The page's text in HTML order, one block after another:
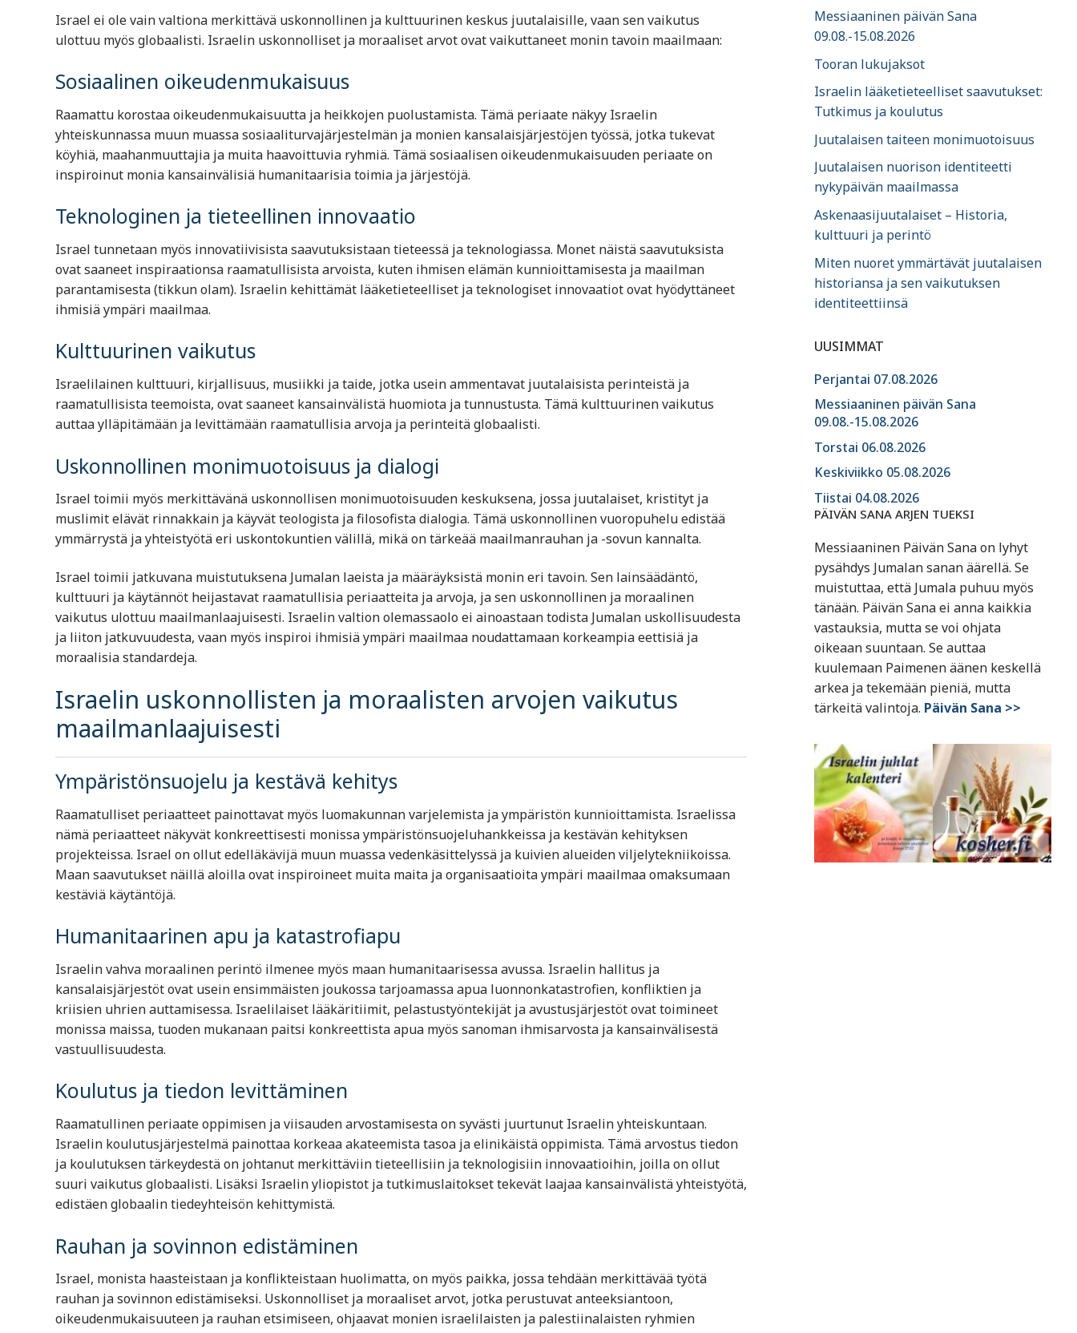
Israel ei ole vain valtiona merkittävä uskonnollinen ja kulttuurinen keskus juutalaisille, vaan sen vaikutus
ulottuu myös globaalisti. Israelin uskonnolliset ja moraaliset arvot ovat vaikuttaneet monin tavoin maailmaan:
Sosiaalinen oikeudenmukaisuus
Raamattu korostaa oikeudenmukaisuutta ja heikkojen puolustamista. Tämä periaate näkyy Israelin
yhteiskunnassa muun muassa sosiaaliturvajärjestelmän ja monien kansalaisjärjestöjen työssä, jotka tukevat
köyhiä, maahanmuuttajia ja muita haavoittuvia ryhmiä. Tämä sosiaalisen oikeudenmukaisuuden periaate on
inspiroinut monia kansainvälisiä humanitaarisia toimia ja järjestöjä.
Teknologinen ja tieteellinen innovaatio
Israel tunnetaan myös innovatiivisista saavutuksistaan tieteessä ja teknologiassa. Monet näistä saavutuksista
ovat saaneet inspiraationsa raamatullisista arvoista, kuten ihmisen elämän kunnioittamisesta ja maailman
parantamisesta (tikkun olam). Israelin kehittämät lääketieteelliset ja teknologiset innovaatiot ovat hyödyttäneet
ihmisiä ympäri maailmaa.
Kulttuurinen vaikutus
Israelilainen kulttuuri, kirjallisuus, musiikki ja taide, jotka usein ammentavat juutalaisista perinteistä ja
raamatullisista teemoista, ovat saaneet kansainvälistä huomiota ja tunnustusta. Tämä kulttuurinen vaikutus
auttaa ylläpitämään ja levittämään raamatullisia arvoja ja perinteitä globaalisti.
Uskonnollinen monimuotoisuus ja dialogi
Israel toimii myös merkittävänä uskonnollisen monimuotoisuuden keskuksena, jossa juutalaiset, kristityt ja
muslimit elävät rinnakkain ja käyvät teologista ja filosofista dialogia. Tämä uskonnollinen vuoropuhelu edistää
ymmärrystä ja yhteistyötä eri uskontokuntien välillä, mikä on tärkeää maailmanrauhan ja -sovun kannalta.
Israel toimii jatkuvana muistutuksena Jumalan laeista ja määräyksistä monin eri tavoin. Sen lainsäädäntö,
kulttuuri ja käytännöt heijastavat raamatullisia periaatteita ja arvoja, ja sen uskonnollinen ja moraalinen
vaikutus ulottuu maailmanlaajuisesti. Israelin valtion olemassaolo ei ainoastaan todista Jumalan uskollisuudesta
ja liiton jatkuvuudesta, vaan myös inspiroi ihmisiä ympäri maailmaa noudattamaan korkeampia eettisiä ja
moraalisia standardeja.
Israelin uskonnollisten ja moraalisten arvojen vaikutus
maailmanlaajuisesti
Ympäristönsuojelu ja kestävä kehitys
Raamatulliset periaatteet painottavat myös luomakunnan varjelemista ja ympäristön kunnioittamista. Israelissa
nämä periaatteet näkyvät konkreettisesti monissa ympäristönsuojeluhankkeissa ja kestävän kehityksen
projekteissa. Israel on ollut edelläkävijä muun muassa vedenkäsittelyssä ja kuivien alueiden viljelytekniikoissa.
Maan saavutukset näillä aloilla ovat inspiroineet muita maita ja organisaatioita ympäri maailmaa omaksumaan
kestäviä käytäntöjä.
Humanitaarinen apu ja katastrofiapu
Israelin vahva moraalinen perintö ilmenee myös maan humanitaarisessa avussa. Israelin hallitus ja
kansalaisjärjestöt ovat usein ensimmäisten joukossa tarjoamassa apua luonnonkatastrofien, konfliktien ja
kriisien uhrien auttamisessa. Israelilaiset lääkäritiimit, pelastustyöntekijät ja avustusjärjestöt ovat toimineet
monissa maissa, tuoden mukanaan paitsi konkreettista apua myös sanoman ihmisarvosta ja kansainvälisestä
vastuullisuudesta.
Koulutus ja tiedon levittäminen
Raamatullinen periaate oppimisen ja viisauden arvostamisesta on syvästi juurtunut Israelin yhteiskuntaan.
Israelin koulutusjärjestelmä painottaa korkeaa akateemista tasoa ja elinikäistä oppimista. Tämä arvostus tiedon
ja koulutuksen tärkeydestä on johtanut merkittäviin tieteellisiin ja teknologisiin innovaatioihin, joilla on ollut
suuri vaikutus globaalisti. Lisäksi Israelin yliopistot ja tutkimuslaitokset tekevät laajaa kansainvälistä yhteistyötä,
edistäen globaalin tiedeyhteisön kehittymistä.
Rauhan ja sovinnon edistäminen
Israel, monista haasteistaan ja konflikteistaan huolimatta, on myös paikka, jossa tehdään merkittävää työtä
rauhan ja sovinnon edistämiseksi. Uskonnolliset ja moraaliset arvot, jotka perustuvat anteeksiantoon,
oikeudenmukaisuuteen ja rauhan etsimiseen, ohjaavat monien israelilaisten ja palestiinalaisten ryhmien
Messiaaninen päivän Sana
09.08.-15.08.2026
Tooran lukujaksot
Israelin lääketieteelliset saavutukset:
Tutkimus ja koulutus
Juutalaisen taiteen monimuotoisuus
Juutalaisen nuorison identiteetti
nykypäivän maailmassa
Askenaasijuutalaiset – Historia,
kulttuuri ja perintö
Miten nuoret ymmärtävät juutalaisen
historiansa ja sen vaikutuksen
identiteettiinsä
UUSIMMAT
Perjantai 07.08.2026
Messiaaninen päivän Sana
09.08.-15.08.2026
Torstai 06.08.2026
Keskiviikko 05.08.2026
Tiistai 04.08.2026
PÄIVÄN SANA ARJEN TUEKSI
Messiaaninen Päivän Sana on lyhyt
pysähdys Jumalan sanan äärellä. Se
muistuttaa, että Jumala puhuu myös
tänään. Päivän Sana ei anna kaikkia
vastauksia, mutta se voi ohjata
oikeaan suuntaan. Se auttaa
kuulemaan Paimenen äänen keskellä
arkea ja tekemään pieniä, mutta
tärkeitä valintoja. Päivän Sana >>